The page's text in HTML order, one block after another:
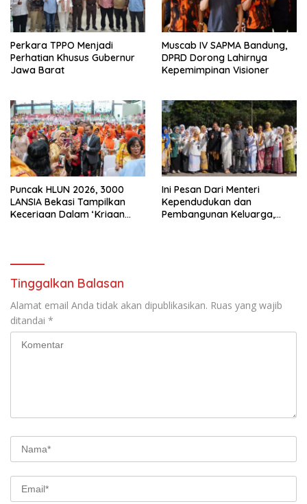
Perkara TPPO Menjadi
Perhatian Khusus Gubernur
Jawa Barat
Muscab IV SAPMA Bandung,
DPRD Dorong Lahirnya
Kepemimpinan Visioner
Puncak HLUN 2026, 3000
LANSIA Bekasi Tampilkan
Keceriaan Dalam ‘Kriaan
Ini Pesan Dari Menteri
Kependudukan dan
Pembangunan Keluarga,
Tinggalkan Balasan
Alamat email Anda tidak akan dipublikasikan. Ruas yang wajib
ditandai *